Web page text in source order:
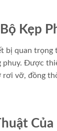
Kẹp
bị quan
Được
rơi vỡ, đồng